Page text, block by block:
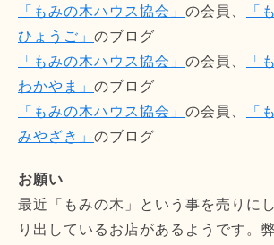
「もみの木ハウス協会」 の会員、
「
ひょうご」 のブログ
「もみの木ハウス協会」 の会員、
「
わかやま」 のブログ
「もみの木ハウス協会」 の会員、
「
みやざき」 のブログ
お願い
最近「もみの木」という事を売りに
り出しているお店があるようです。